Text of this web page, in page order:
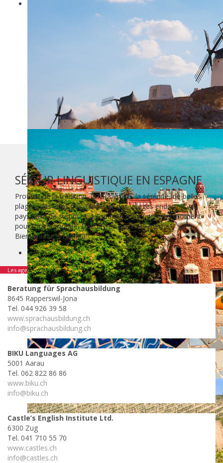
SÉJOUR LINGUISTIQUE EN ESPAGNE
Profitez de la tradition, la modernité, la sérénité, de belles
plages, des villes palpitantes et des villages endormis: un
pays plein de surprises. L’Espagne offre un grand moment
pour tout le monde. Découvrez par vous-même.
Bienvenidos a España!
Les agences suivants se spécialisent dans ce pays:
Beratung für Sprachausbildung
8645 Rapperswil-Jona
Tel. 044 926 39 58
www.sprachausbildung.ch
info@sprachausbildung.ch
BIKU Languages AG
5001 Aarau
Tel. 062 822 86 86
www.biku.ch
info@biku.ch
Castle’s English Institute Ltd.
6300 Zug
Tel. 041 710 55 70
www.castles.ch
info@castles.ch